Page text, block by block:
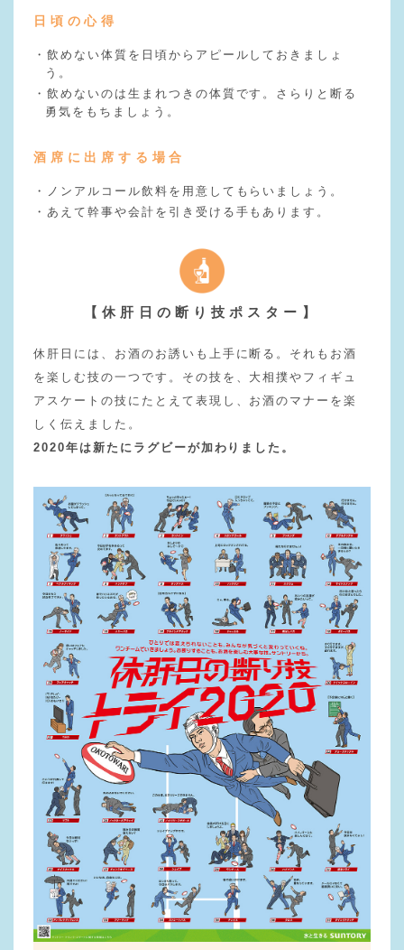
日頃の心得
・飲めない体質を日頃からアピールしておきましょ
う。
・飲めないのは生まれつきの体質です。さらりと断る
勇気をもちましょう。
酒席に出席する場合
・ノンアルコール飲料を用意してもらいましょう。
・あえて幹事や会計を引き受ける手もあります。
【休肝日の断り技ポスター】
休肝日には、お酒のお誘いも上手に断る。それもお酒
を楽しむ技の一つです。その技を、大相撲やフィギュ
アスケートの技にたとえて表現し、お酒のマナーを楽
しく伝えました。
2020年は新たにラグビーが加わりました。